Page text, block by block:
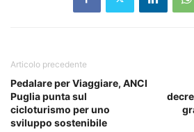
Articolo precedente
Pedalare per Viaggiare, ANCI
Puglia punta sul
cicloturismo per uno
sviluppo sostenibile